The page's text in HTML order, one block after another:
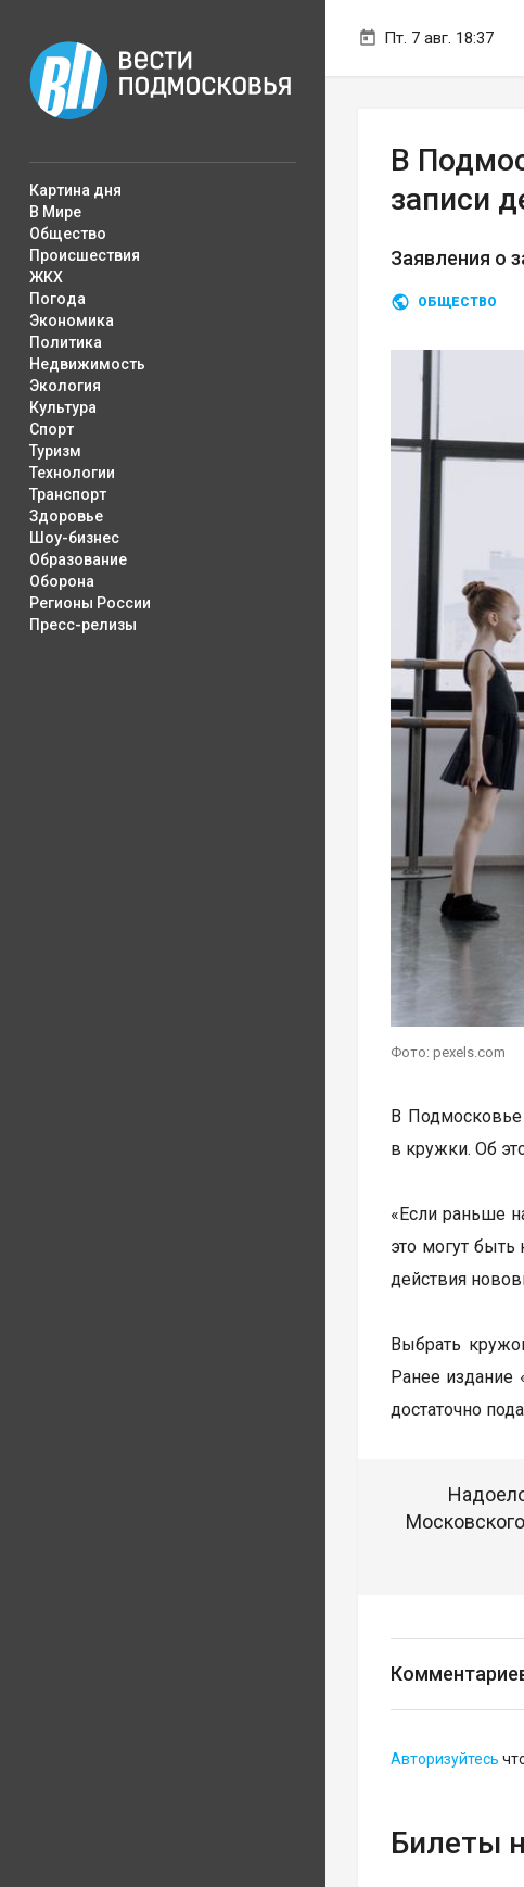
Пт. 7 авг. 18:37
Картина дня
В Мире
Общество
Происшествия
ЖКХ
Погода
Экономика
Политика
Недвижимость
Экология
Культура
Спорт
Туризм
Технологии
Транспорт
Здоровье
Шоу-бизнес
Образование
Оборона
Регионы России
Пресс-релизы
В
записи
Заявления о
ОБЩЕСТВО
Фото: pexels.com
В Подмосковье
в кружки. Об
«Если раньше
это могут быть
действия
Выбрать
Ранее издание
достаточно
Авторизуйтесь
Билеты